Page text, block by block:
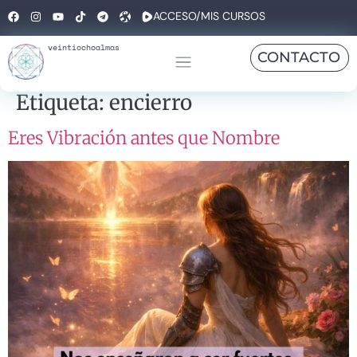
ACCESO/MIS CURSOS
veintiochoalmas
CONTACTO
Etiqueta:encierro
Eres Vibración antes que Nombre